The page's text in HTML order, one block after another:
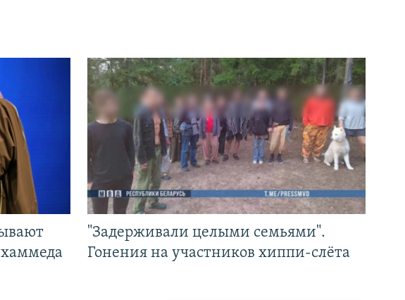
"Задерживали целыми семьями".
Гонения на участников хиппи-слёта